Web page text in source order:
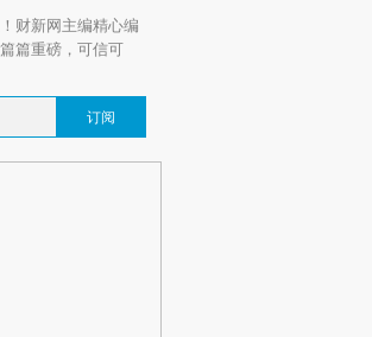
财新网主编精心编
篇重磅，可信可
订阅